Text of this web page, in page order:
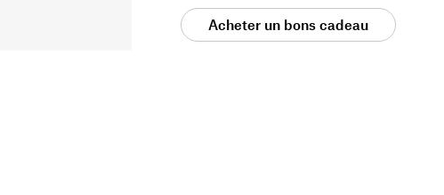
Acheter un bons cadeau